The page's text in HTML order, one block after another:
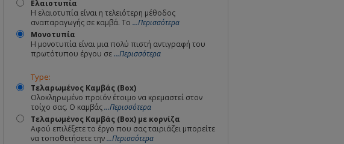
Ελαιοτυπία
Η ελαιοτυπία είναι η τελειότερη μέθοδος
αναπαραγωγής σε καμβά. Το ...Περισσότερα
Μονοτυπία
Η μονοτυπία είναι μια πολύ πιστή αντιγραφή του
πρωτότυπου έργου σε...Περισσότερα
Type:
Τελαρωμένος Καμβάς (Box)
Ολοκληρωμένο προϊόν έτοιμο να κρεμαστεί στον
τοίχο σας. Ο καμβάς...Περισσότερα
Τελαρωμένος Καμβάς (Box) με κορνίζα
Αφού επιλέξετε το έργο που σας ταιριάζει μπορείτε
να τοποθετήσετε την...Περισσότερα